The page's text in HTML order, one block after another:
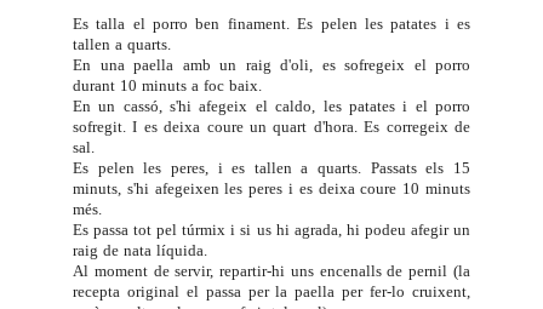
Es talla el porro ben finament. Es pelen les patates i es
tallen a quarts.
En una paella amb un raig d'oli, es sofregeix el porro
durant 10 minuts a foc baix.
En un cassó, s'hi afegeix el caldo, les patates i el porro
sofregit. I es deixa coure un quart d'hora. Es corregeix de
sal.
Es pelen les peres, i es tallen a quarts. Passats els 15
minuts, s'hi afegeixen les peres i es deixa coure 10 minuts
més.
Es passa tot pel túrmix i si us hi agrada, hi podeu afegir un
raig de nata líquida.
Al moment de servir, repartir-hi uns encenalls de pernil (la
recepta original el passa per la paella per fer-lo cruixent,